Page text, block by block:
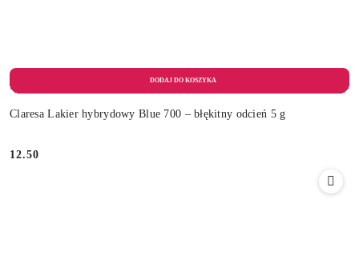
Claresa Lakier hybrydowy Blue 700 – błękitny odcień 5 g
Cena:
12.50